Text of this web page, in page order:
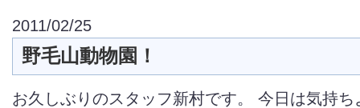
2011/02/25
野毛山動物園！
お久しぶりのスタッフ新村です。 今日は気持ち